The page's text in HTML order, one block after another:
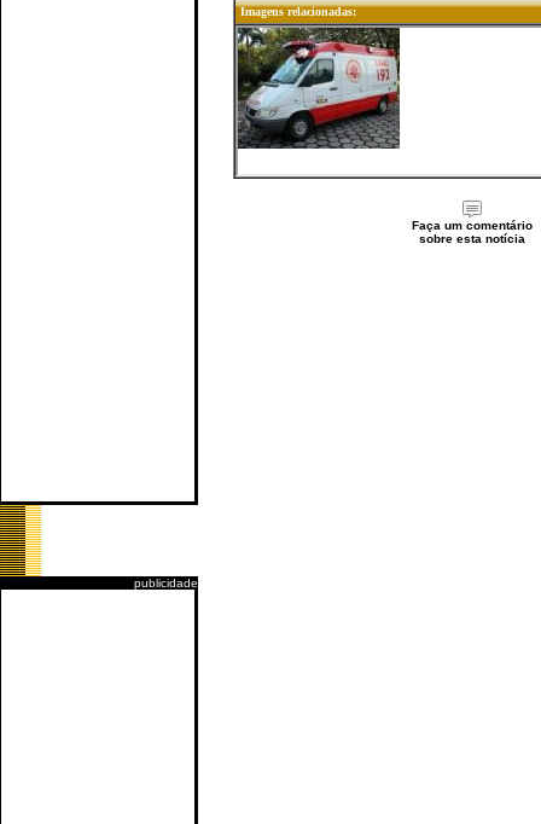
publicidade
Imagens relacionadas:
Faça um comentário
sobre esta notícia